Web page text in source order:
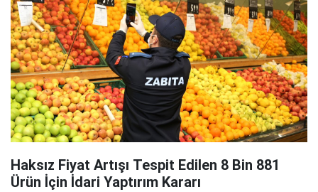
Haksız Fiyat Artışı Tespit Edilen 8 Bin 881
Ürün İçin İdari Yaptırım Kararı